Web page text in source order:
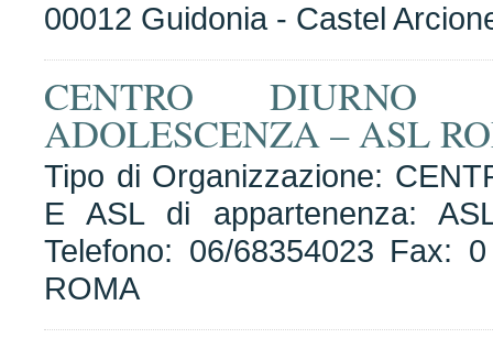
00012 Guidonia - Castel
CENTRO
ADOLESCENZA – ASL
Tipo di Organizzazione:
E ASL di appartenenza:
Telefono: 06/68354023 Fax:
ROMA